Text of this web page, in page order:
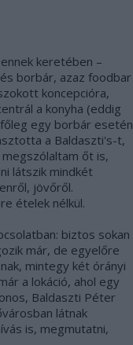
keretében –
borbár, azaz foodbar
koncepcióra,
a konyha (eddig
egy borbár esetén
a Baldaszti's-t,
őt is,
látszik mindkét
jövőről.
ételek nélkül.
biztos sokan
már, de egyelőre
mintegy két órányi
a lokáció, ahol egy
Baldaszti Péter
látnak
is, megmutatni,